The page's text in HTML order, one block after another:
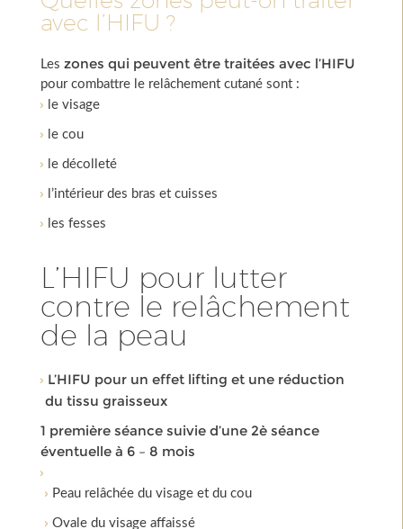
avec l’HIFU ?
Les zones qui peuvent être traitées avec l’HIFU
pour combattre le relâchement cutané sont :
le visage
le cou
le décolleté
l’intérieur des bras et cuisses
les fesses
L’HIFU pour lutter
contre le relâchement
de la peau
L’HIFU pour un effet lifting et une réduction
du tissu graisseux
1 première séance suivie d’une 2è séance
éventuelle à 6 – 8 mois
Peau relâchée du visage et du cou
Ovale du visage affaissé